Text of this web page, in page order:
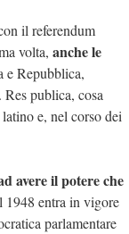
il referendum
volta, anche le
e Repubblica,
publica, cosa
e, nel corso dei
avere il potere che
1948 entra in vigore
parlamentare